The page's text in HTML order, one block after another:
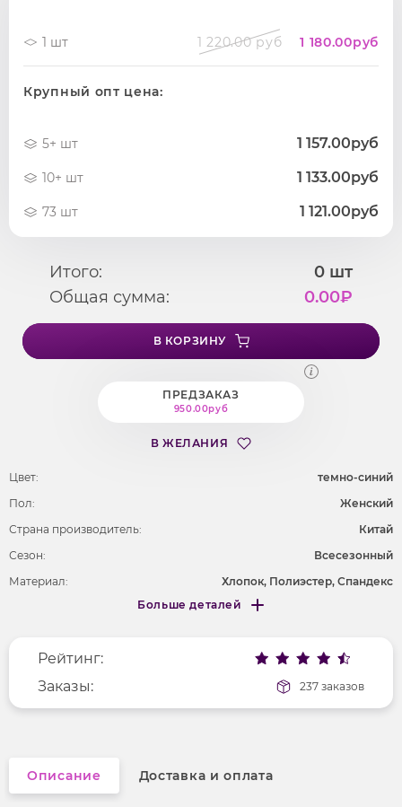
1 шт 1 220.00 руб 1 180.00руб
Крупный опт цена:
5+ шт 1 157.00руб
10+ шт 1 133.00руб
73 шт 1 121.00руб
Итого: 0 шт
Общая сумма:
0.00₽
В КОРЗИНУ
ПРЕДЗАКАЗ
950.00руб
В ЖЕЛАНИЯ
Цвет:
темно-синий
Пол:
Женский
Страна производитель:
Китай
Сезон:
Всесезонный
Материал:
Хлопок, Полиэстер, Спандекс
Фактура материала
текстильный
Больше деталей
Меньше деталей
Рейтинг:
Заказы:
237 заказов
Описание Доставка и оплата